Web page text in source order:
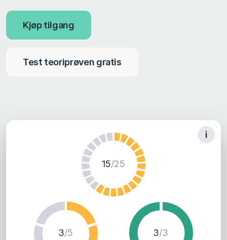
Kjøp tilgang
Test teoriprøven gratis
15/25
3/5 3/3